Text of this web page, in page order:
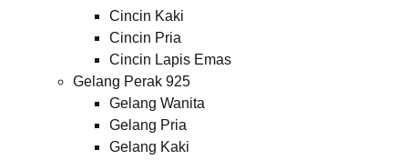
Cincin Kaki
Cincin Pria
Cincin Lapis Emas
Gelang Perak 925
Gelang Wanita
Gelang Pria
Gelang Kaki